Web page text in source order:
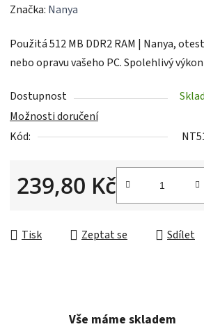
hodnocení
je
0,0
5
hvězdiček.
Značka: Nanya
Použitá 512 MB DDR2 RAM | Nanya,
nebo opravu vašeho PC. Spolehlivý
Dostupnost
Možnosti doručení
Kód:
239,80 Kč
Tisk Zeptat se Sdílet
Vše máme skladem